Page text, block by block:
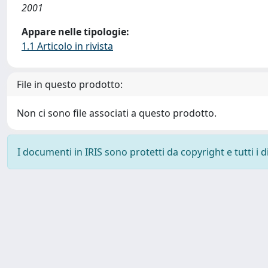
2001
Appare nelle tipologie:
1.1 Articolo in rivista
File in questo prodotto:
Non ci sono file associati a questo prodotto.
I documenti in IRIS sono protetti da copyright e tutti i